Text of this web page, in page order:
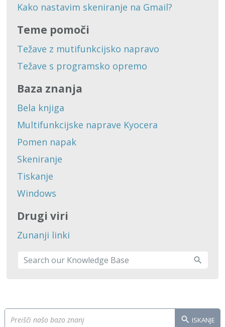
Kako nastavim skeniranje na Gmail?
Teme pomoči
Težave z mutifunkcijsko napravo
Težave s programsko opremo
Baza znanja
Bela knjiga
Multifunkcijske naprave Kyocera
Pomen napak
Skeniranje
Tiskanje
Windows
Drugi viri
Zunanji linki
ISKANJE